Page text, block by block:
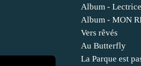
Album -
Album - MON
Vers rêvés
Au Butterfly
La Parque est